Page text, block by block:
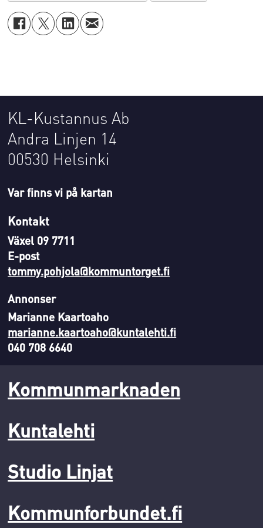
KL-Kustannus Ab
Andra Linjen 14
00530 Helsinki
Var finns vi på kartan
Kontakt
Växel 09 7711
E-post
tommy.pohjola@kommuntorget.fi
Annonser
Marianne Kaartoaho
marianne.kaartoaho@kuntalehti.fi
040 708 6640
Kommunmarknaden
Kuntalehti
Studio Linjat
Kommunforbundet.fi